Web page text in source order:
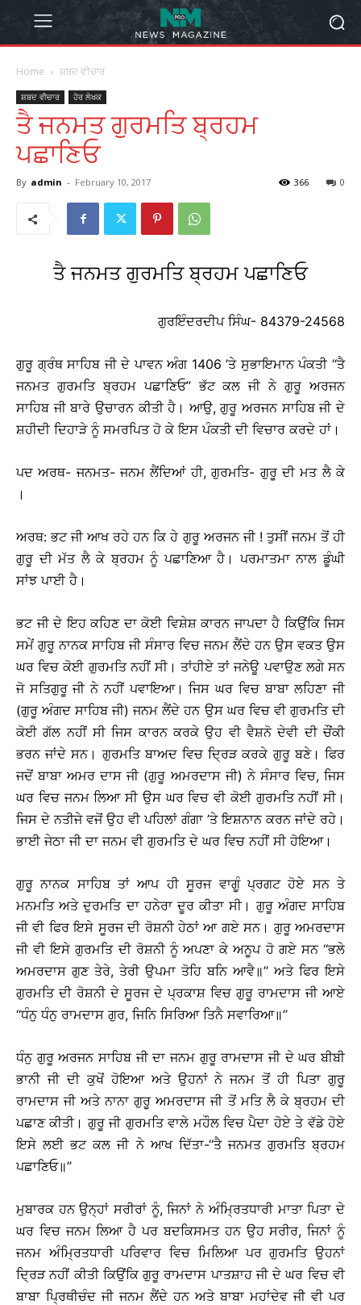
Home ਸ਼ਬਦ ਵੀਚਾਰ
ਸ਼ਬਦ ਵੀਚਾਰ ਹੋਰ ਲੇਖਕ
ਤੈ ਜਨਮਤ ਗੁਰਮਤਿ ਬ੍ਰਹਮ
ਪਛਾਣਿਓ
By admin - February 10, 2017 0
366
ਤੈ ਜਨਮਤ ਗੁਰਮਤਿ ਬ੍ਰਹਮ ਪਛਾਣਿਓ
ਗੁਰਇੰਦਰਦੀਪ ਸਿੰਘ- 84379-24568
ਗੁਰੂ ਗ੍ਰੰਥ ਸਾਹਿਬ ਜੀ ਦੇ ਪਾਵਨ ਅੰਗ 1406 ’ਤੇ ਸੁਭਾਇਮਾਨ ਪੰਕਤੀ ‘‘ਤੈ
ਜਨਮਤ ਗੁਰਮਤਿ ਬ੍ਰਹਮ ਪਛਾਣਿਓ’’ ਭੱਟ ਕਲ ਜੀ ਨੇ ਗੁਰੂ ਅਰਜਨ
ਸਾਹਿਬ ਜੀ ਬਾਰੇ ਉਚਾਰਨ ਕੀਤੀ ਹੈ। ਆਉ, ਗੁਰੂ ਅਰਜਨ ਸਾਹਿਬ ਜੀ ਦੇ
ਸ਼ਹੀਦੀ ਦਿਹਾੜੇ ਨੂੰ ਸਮਰਪਿਤ ਹੋ ਕੇ ਇਸ ਪੰਕਤੀ ਦੀ ਵਿਚਾਰ ਕਰਦੇ ਹਾਂ।
ਪਦ ਅਰਥ- ਜਨਮਤ- ਜਨਮ ਲੈਂਦਿਆਂ ਹੀ, ਗੁਰਮਤਿ- ਗੁਰੂ ਦੀ ਮਤ ਲੈ ਕੇ
।
ਅਰਥ: ਭਟ ਜੀ ਆਖ ਰਹੇ ਹਨ ਕਿ ਹੇ ਗੁਰੂ ਅਰਜਨ ਜੀ ! ਤੁਸੀਂ ਜਨਮ ਤੋਂ ਹੀ
ਗੁਰੂ ਦੀ ਮੱਤ ਲੈ ਕੇ ਬ੍ਰਹਮ ਨੂੰ ਪਛਾਣਿਆ ਹੈ। ਪਰਮਾਤਮਾ ਨਾਲ ਡੂੰਘੀ
ਸਾਂਝ ਪਾਈ ਹੈ।
ਭਟ ਜੀ ਦੇ ਇਹ ਕਹਿਣ ਦਾ ਕੋਈ ਵਿਸ਼ੇਸ਼ ਕਾਰਨ ਜਾਪਦਾ ਹੈ ਕਿਉਂਕਿ ਜਿਸ
ਸਮੇਂ ਗੁਰੂ ਨਾਨਕ ਸਾਹਿਬ ਜੀ ਸੰਸਾਰ ਵਿਚ ਜਨਮ ਲੈਂਦੇ ਹਨ ਉਸ ਵਕਤ ਉਸ
ਘਰ ਵਿਚ ਕੋਈ ਗੁਰਮਤਿ ਨਹੀਂ ਸੀ। ਤਾਂਹੀਏ ਤਾਂ ਜਨੇਊ ਪਵਾਉਣ ਲਗੇ ਸਨ
ਜੋ ਸਤਿਗੁਰੂ ਜੀ ਨੇ ਨਹੀਂ ਪਵਾਇਆ। ਜਿਸ ਘਰ ਵਿਚ ਬਾਬਾ ਲਹਿਣਾ ਜੀ
(ਗੁਰੂ ਅੰਗਦ ਸਾਹਿਬ ਜੀ) ਜਨਮ ਲੈਂਦੇ ਹਨ ਉਸ ਘਰ ਵਿਚ ਵੀ ਗੁਰਮਤਿ ਦੀ
ਕੋਈ ਗੱਲ ਨਹੀਂ ਸੀ ਜਿਸ ਕਾਰਨ ਕਰਕੇ ਉਹ ਵੀ ਵੈਸ਼ਨੋ ਦੇਵੀ ਦੀ ਚੌਂਕੀ
ਭਰਨ ਜਾਂਦੇ ਸਨ। ਗੁਰਮਤਿ ਬਾਅਦ ਵਿਚ ਦ੍ਰਿੜ ਕਰਕੇ ਗੁਰੂ ਬਣੇ। ਫਿਰ
ਜਦੋਂ ਬਾਬਾ ਅਮਰ ਦਾਸ ਜੀ (ਗੁਰੂ ਅਮਰਦਾਸ ਜੀ) ਨੇ ਸੰਸਾਰ ਵਿਚ, ਜਿਸ
ਘਰ ਵਿਚ ਜਨਮ ਲਿਆ ਸੀ ਉਸ ਘਰ ਵਿਚ ਵੀ ਕੋਈ ਗੁਰਮਤਿ ਨਹੀਂ ਸੀ।
ਜਿਸ ਦੇ ਨਤੀਜੇ ਵਜੋਂ ਉਹ ਵੀ ਪਹਿਲਾਂ ਗੰਗਾ ’ਤੇ ਇਸ਼ਨਾਨ ਕਰਨ ਜਾਂਦੇ ਰਹੇ।
ਭਾਈ ਜੇਠਾ ਜੀ ਦਾ ਜਨਮ ਵੀ ਗੁਰਮਤਿ ਦੇ ਘਰ ਵਿਚ ਨਹੀਂ ਸੀ ਹੋਇਆ।
ਗੁਰੂ ਨਾਨਕ ਸਾਹਿਬ ਤਾਂ ਆਪ ਹੀ ਸੂਰਜ ਵਾਗੂੰ ਪ੍ਰਗਟ ਹੋਏ ਸਨ ਤੇ
ਮਨਮਤਿ ਅਤੇ ਦੁਰਮਤਿ ਦਾ ਹਨੇਰਾ ਦੂਰ ਕੀਤਾ ਸੀ। ਗੁਰੂ ਅੰਗਦ ਸਾਹਿਬ
ਜੀ ਵੀ ਫਿਰ ਇਸੇ ਸੂਰਜ ਦੀ ਰੋਸ਼ਨੀ ਹੇਠਾਂ ਆ ਗਏ ਸਨ। ਗੁਰੂ ਅਮਰਦਾਸ
ਜੀ ਵੀ ਇਸੇ ਗੁਰਮਤਿ ਦੀ ਰੋਸ਼ਨੀ ਨੂੰ ਅਪਣਾ ਕੇ ਅਨੂਪ ਹੋ ਗਏ ਸਨ ‘‘ਭਲੇ
ਅਮਰਦਾਸ ਗੁਣ ਤੇਰੇ, ਤੇਰੀ ਉਪਮਾ ਤੋਹਿ ਬਨਿ ਆਵੈ॥’’ ਅਤੇ ਫਿਰ ਇਸੇ
ਗੁਰਮਤਿ ਦੀ ਰੋਸ਼ਨੀ ਦੇ ਸੂਰਜ ਦੇ ਪ੍ਰਕਾਸ਼ ਵਿਚ ਗੁਰੂ ਰਾਮਦਾਸ ਜੀ ਆਏ
‘‘ਧੰਨੁ ਧੰਨੁ ਰਾਮਦਾਸ ਗੁਰ, ਜਿਨਿ ਸਿਰਿਆ ਤਿਨੈ ਸਵਾਰਿਆ॥’’
ਧੰਨੁ ਗੁਰੂ ਅਰਜਨ ਸਾਹਿਬ ਜੀ ਦਾ ਜਨਮ ਗੁਰੂ ਰਾਮਦਾਸ ਜੀ ਦੇ ਘਰ ਬੀਬੀ
ਭਾਨੀ ਜੀ ਦੀ ਕੁਖੋਂ ਹੋਇਆ ਅਤੇ ਉਹਨਾਂ ਨੇ ਜਨਮ ਤੋਂ ਹੀ ਪਿਤਾ ਗੁਰੂ
ਰਾਮਦਾਸ ਜੀ ਅਤੇ ਨਾਨਾ ਗੁਰੂ ਅਮਰਦਾਸ ਜੀ ਤੋਂ ਮਤਿ ਲੈ ਕੇ ਬ੍ਰਹਮ ਦੀ
ਪਛਾਣ ਕੀਤੀ। ਗੁਰੂ ਜੀ ਗੁਰਮਤਿ ਵਾਲੇ ਮਹੌਲ ਵਿਚ ਪੈਦਾ ਹੋਏ ਤੇ ਵੱਡੇ ਹੋਏ
ਇਸੇ ਲਈ ਭਟ ਕਲ ਜੀ ਨੇ ਆਖ ਦਿੱਤਾ-‘‘ਤੈ ਜਨਮਤ ਗੁਰਮਤਿ ਬ੍ਰਹਮ
ਪਛਾਣਿਓ॥’’
ਮੁਬਾਰਕ ਹਨ ਉਨ੍ਹਾਂ ਸਰੀਰਾਂ ਨੂੰ, ਜਿਨਾਂ ਨੇ ਅੰਮ੍ਰਿਤਧਾਰੀ ਮਾਤਾ ਪਿਤਾ ਦੇ
ਘਰ ਵਿਚ ਜਨਮ ਲਿਆ ਹੈ ਪਰ ਬਦਕਿਸਮਤ ਹਨ ਉਹ ਸਰੀਰ, ਜਿਨਾਂ ਨੂੰ
ਜਨਮ ਅੰਮ੍ਰਿਤਧਾਰੀ ਪਰਿਵਾਰ ਵਿਚ ਮਿਲਿਆ ਪਰ ਗੁਰਮਤਿ ਉਹਨਾਂ
ਦ੍ਰਿੜ ਨਹੀਂ ਕੀਤੀ ਕਿਉਂਕਿ ਗੁਰੂ ਰਾਮਦਾਸ ਪਾਤਸ਼ਾਹ ਜੀ ਦੇ ਘਰ ਵਿਚ ਵੀ
ਬਾਬਾ ਪ੍ਰਿਥੀਚੰਦ ਜੀ ਜਨਮ ਲੈਂਦੇ ਹਨ ਅਤੇ ਬਾਬਾ ਮਹਾਂਦੇਵ ਜੀ ਵੀ ਪਰ